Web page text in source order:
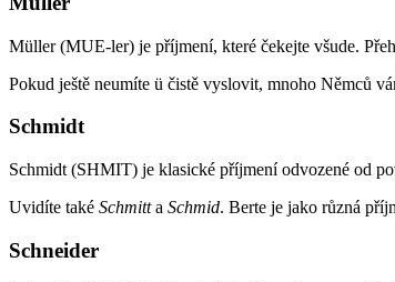
Müller (MUE-ler) je příjmení, které čekejte všude.
Pokud ještě neumíte ü čistě vyslovit, mnoho Němců
Schmidt
Schmidt (SHMIT) je klasické příjmení odvozené od
Uvidíte také Schmitta Schmid. Berte je jako různá
Schneider